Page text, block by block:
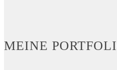
MEINE